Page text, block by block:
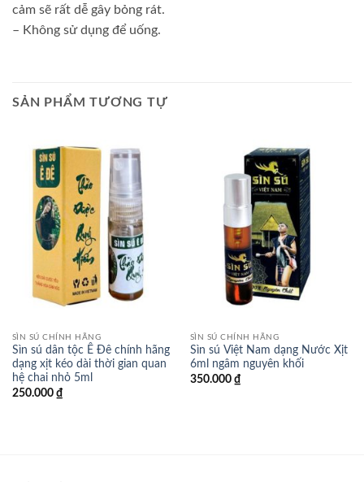
cảm sẽ rất dễ gây bỏng rát.
– Không sử dụng để uống.
SẢN PHẨM TƯƠNG TỰ
SÌN SÚ CHÍNH HÃNG
Sìn sú dân tộc Ê Đê chính hãng
dạng xịt kéo dài thời gian quan
hệ chai nhỏ 5ml
250.000 ₫
SÌN SÚ CHÍNH HÃNG
Sìn sú Việt Nam dạng Nước Xịt
6ml ngâm nguyên khối
350.000 ₫